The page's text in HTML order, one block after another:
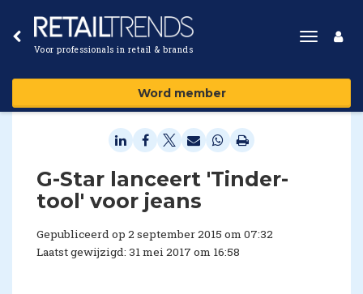
Voor professionals in retail & brands
Toggle
Word member
G-Star lanceert 'Tinder-
tool' voor jeans
Gepubliceerd op 2 september 2015 om 07:32
Laatst gewijzigd: 31 mei 2017 om 16:58